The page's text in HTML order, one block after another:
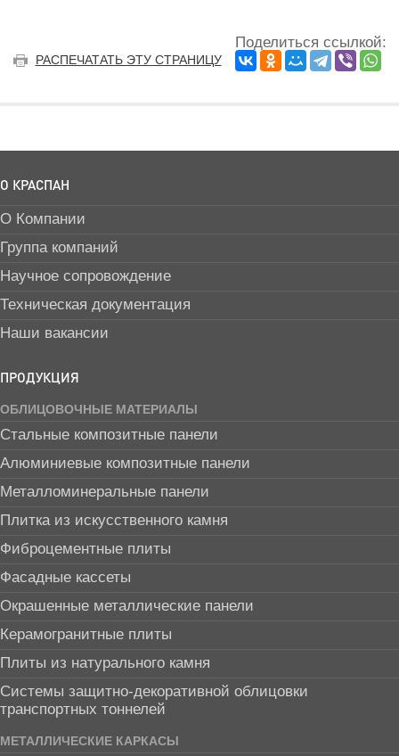
РАСПЕЧАТАТЬ ЭТУ СТРАНИЦУ
Поделиться ссылкой:
О КРАСПАН
О Компании
Группа компаний
Научное сопровождение
Техническая документация
Наши вакансии
ПРОДУКЦИЯ
ОБЛИЦОВОЧНЫЕ МАТЕРИАЛЫ
Стальные композитные панели
Алюминиевые композитные панели
Металломинеральные панели
Плитка из искусственного камня
Фиброцементные плиты
Фасадные кассеты
Окрашенные металлические панели
Керамогранитные плиты
Плиты из натурального камня
Системы защитно-декоративной облицовки
транспортных тоннелей
МЕТАЛЛИЧЕСКИЕ КАРКАСЫ